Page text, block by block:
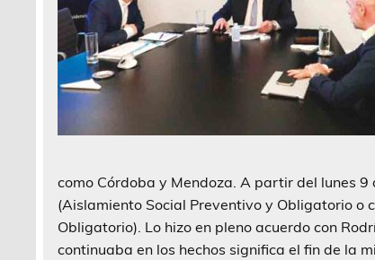
como Córdoba y Mendoza. A partir del lunes
(Aislamiento Social Preventivo y Obligatorio o
Obligatorio). Lo hizo en pleno acuerdo con
continuaba en los hechos significa el fin de la